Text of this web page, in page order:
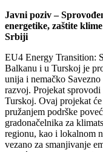
Javni poziv –
energetike, zaštite
Srbiji
EU4 Energy Transition:
Balkanu i u Turskoj je
unija i nemačko
razvoj. Projekat
Turskoj. Ovaj projekat
pružanjem podrške
gradonačelnika za
regionu, kao i lokalnom
vezano za smanjivanje